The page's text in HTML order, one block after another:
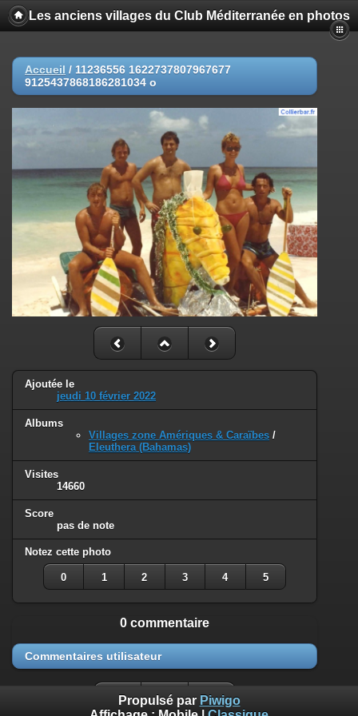
Les anciens villages du Club Méditerranée en photos
Accueil / 11236556 1622737807967677
9125437868186281034 o
Ajoutée le
jeudi 10 février 2022
Albums
Villages zone Amériques & Caraïbes /
Eleuthera (Bahamas)
Visites
14660
Score
pas de note
Notez cette photo
0 1 2 3 4 5
0 commentaire
Commentaires utilisateur
Propulsé par Piwigo